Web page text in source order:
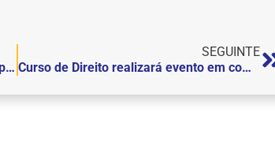
Congresso de Iniciação Cientifica da Fepi: Inscreva seu trabalho!
SEGUINTE
Curso de Direito realizará evento em comemoração aos 20 Anos do Código Civil Brasileiro